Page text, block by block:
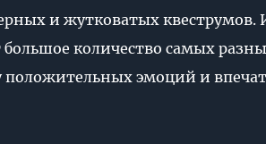
и жутковатых квеструмов.
количество самых
эмоций и